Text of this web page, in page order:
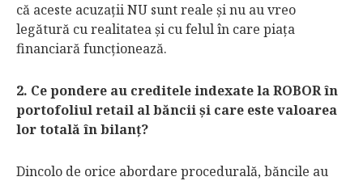
că aceste acuzaţii NU sunt reale şi nu au vreo
legătură cu realitatea şi cu felul în care piaţa
financiară funcţionează.
2. Ce pondere au creditele indexate la ROBOR în
portofoliul retail al băncii şi care este valoarea
lor totală în bilanţ?
Dincolo de orice abordare procedurală, băncile au